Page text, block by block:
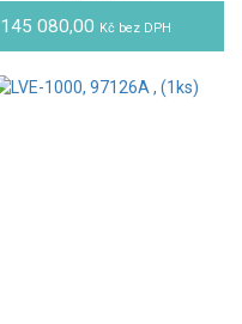
145 080,00 Kč bez DPH